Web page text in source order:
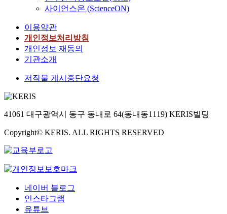
사이언스온 (ScienceON)
이용약관
개인정보처리방침
개인정보 재동의
기관소개
저작물 게시중단요청
41061 대구광역시 동구 동내로 64(동내동1119) KERIS빌딩
Copyright© KERIS. ALL RIGHTS RESERVED
네이버 블로그
인스타그램
유튜브